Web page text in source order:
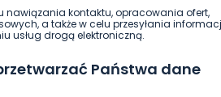
nawiązania kontaktu, opracowania ofert,
a także w celu przesyłania
usług drogą elektroniczną.
Państwa dane
gdy rodzic w
animacje dla